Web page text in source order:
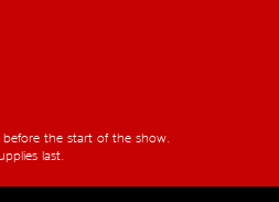
the start of the show.
last.